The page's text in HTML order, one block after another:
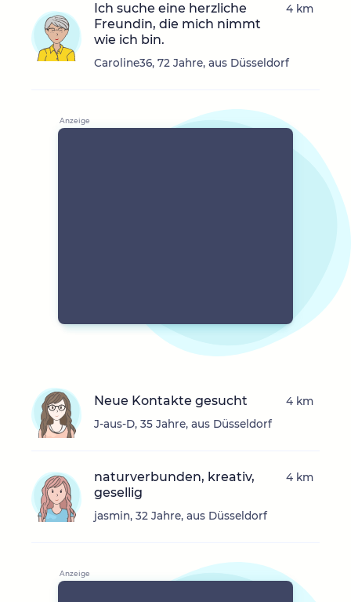
Ich suche eine herzliche
Freundin, die mich nimmt
wie ich bin.
Caroline36, 72 Jahre, aus Düsseldorf
4 km
Neue Kontakte gesucht
J-aus-D, 35 Jahre, aus Düsseldorf
4 km
naturverbunden, kreativ,
gesellig
jasmin, 32 Jahre, aus Düsseldorf
4 km